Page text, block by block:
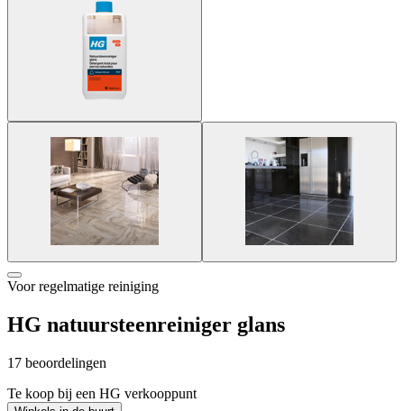
Voor regelmatige reiniging
HG natuursteenreiniger glans
17 beoordelingen
Te koop bij een HG verkooppunt